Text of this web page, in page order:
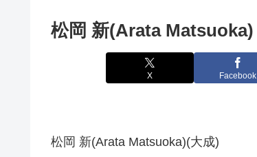
松岡 新(Arata Matsuoka)
X Facebook
松岡 新(Arata Matsuoka)(大成)